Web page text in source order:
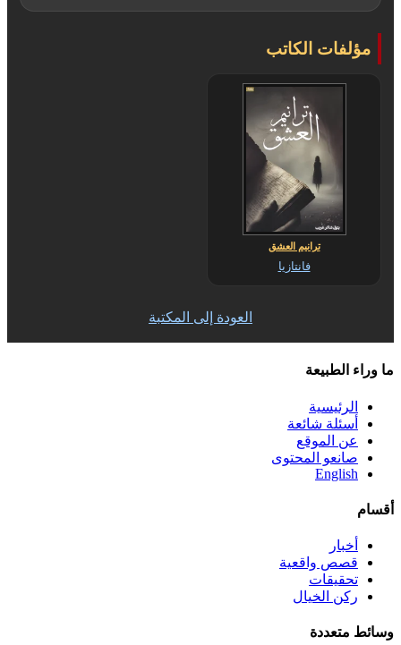
مؤلفات الكاتب
ترانيم العشق
فانتازيا
العودة إلى المكتبة
ما وراء الطبيعة
الرئيسية
أسئلة شائعة
عن الموقع
صانعو المحتوى
English
أقسام
أخبار
قصص واقعية
تحقيقات
ركن الخيال
وسائط متعددة